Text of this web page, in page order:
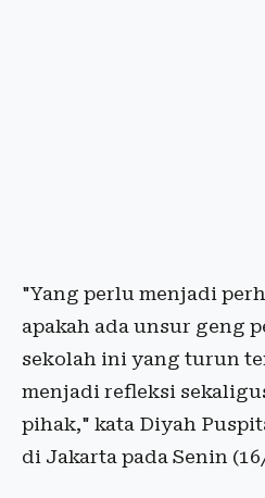
"Yang perlu menjadi
apakah ada unsur geng
sekolah ini yang turun
menjadi refleksi
pihak," kata Diyah
di Jakarta pada Senin